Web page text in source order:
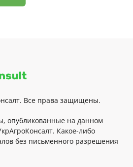
Все права защищены.
опубликованные на данном
Какое-либо
без письменного разрешения